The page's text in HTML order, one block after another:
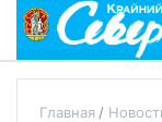
Главная